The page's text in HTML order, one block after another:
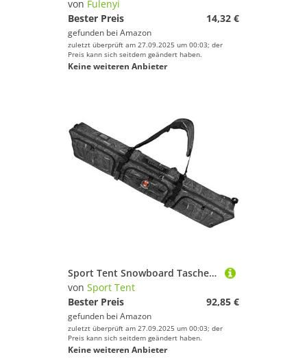
von Fulenyi
Bester Preis
14,32 €
gefunden bei Amazon
zuletzt überprüft am 27.09.2025 um 00:03; der
Preis kann sich seitdem geändert haben.
Keine weiteren Anbieter
Sport Tent Snowboard Tasche Skitasche mit Rollen Snowboardtasche gepolstert Skisack Boardbag Wakeboard Tasche Kiteboard Schwarz 146cm
von Sport Tent
Bester Preis
92,85 €
gefunden bei Amazon
zuletzt überprüft am 27.09.2025 um 00:03; der
Preis kann sich seitdem geändert haben.
Keine weiteren Anbieter